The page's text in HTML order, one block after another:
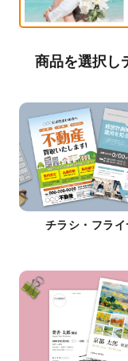
商品を選択し
チラシ・フラ